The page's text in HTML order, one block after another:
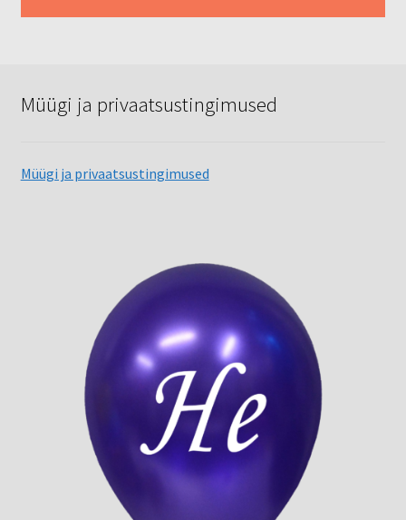
Müügi ja privaatsustingimused
Müügi ja privaatsustingimused